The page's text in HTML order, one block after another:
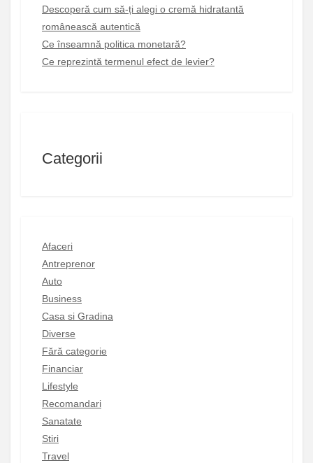
Descoperă cum să-ți alegi o cremă hidratantă
românească autentică
Ce înseamnă politica monetară?
Ce reprezintă termenul efect de levier?
Categorii
Afaceri
Antreprenor
Auto
Business
Casa si Gradina
Diverse
Fără categorie
Financiar
Lifestyle
Recomandari
Sanatate
Stiri
Travel